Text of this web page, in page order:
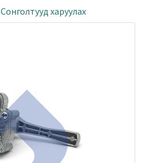
Сонголтууд харуулах